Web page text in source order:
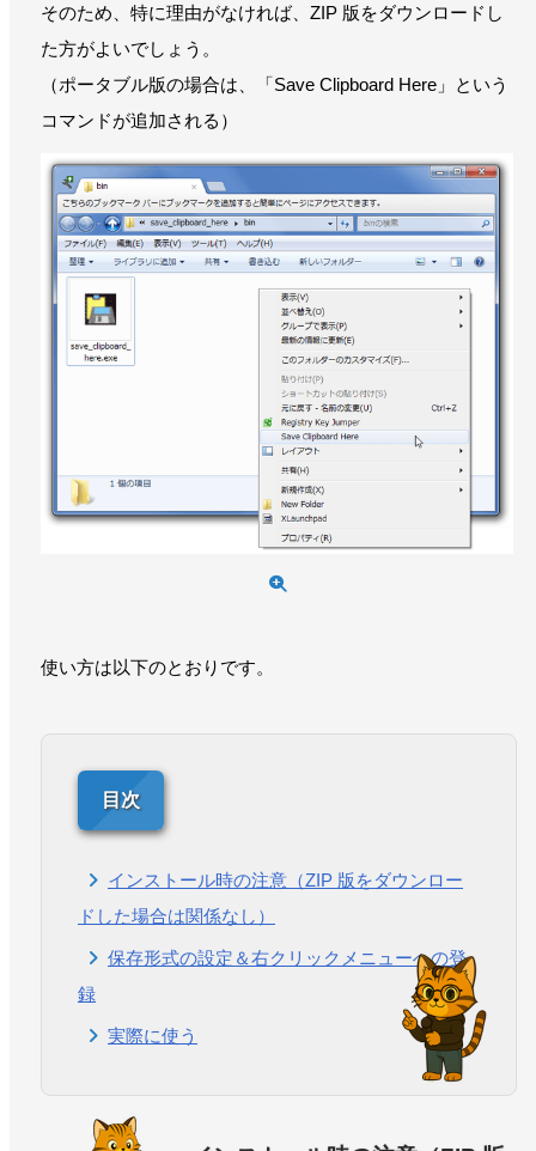
そのため、特に理由がなければ、ZIP 版をダウンロードし
た方がよいでしょう。
（ポータブル版の場合は、「Save Clipboard Here」という
コマンドが追加される）
使い方は以下のとおりです。
インストール時の注意（ZIP 版をダウンロー
ドした場合は関係なし）
保存形式の設定＆右クリックメニューへの登
録
実際に使う